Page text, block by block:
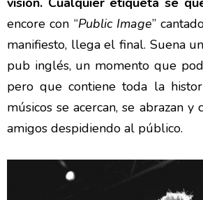
encore con “Public Image”
manifiesto, llega el final. Suena
pub inglés, un momento que
pero que contiene toda la
músicos se acercan, se abrazan y
amigos despidiendo al público.